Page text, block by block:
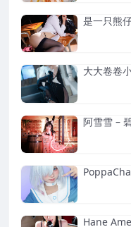
是一只熊
大大卷卷
阿雪雪 –
Hane